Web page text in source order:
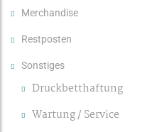
Merchandise
Restposten
Sonstiges
Druckbetthaftung
Wartung / Service